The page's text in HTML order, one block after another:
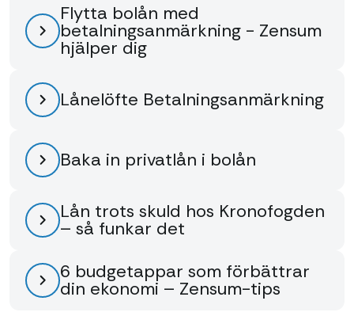
Flytta bolån med
betalningsanmärkning - Zensum
hjälper dig
Lånelöfte Betalningsanmärkning
Baka in privatlån i bolån
Lån trots skuld hos Kronofogden
– så funkar det
6 budgetappar som förbättrar
din ekonomi – Zensum-tips